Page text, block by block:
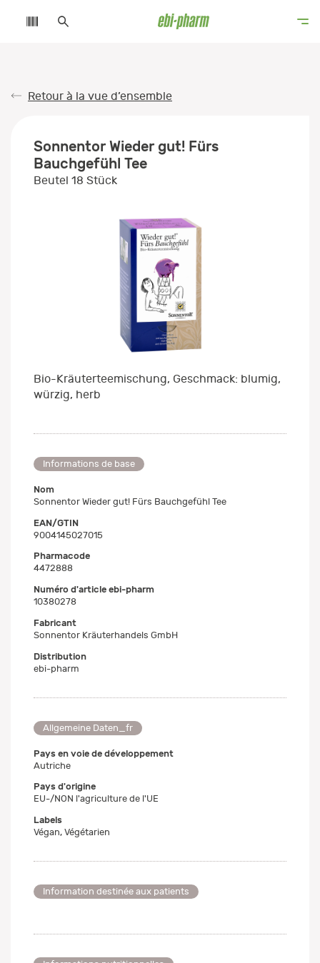
Retour à la vue d’ensemble
Sonnentor Wieder gut! Fürs
Bauchgefühl Tee
Beutel 18 Stück
Bio-Kräuterteemischung, Geschmack: blumig,
würzig, herb
Informations de base
Nom
Sonnentor Wieder gut! Fürs Bauchgefühl Tee
EAN/GTIN
9004145027015
Pharmacode
4472888
Numéro d'article ebi-pharm
10380278
Fabricant
Sonnentor Kräuterhandels GmbH
Distribution
ebi-pharm
Allgemeine Daten_fr
Pays en voie de développement
Autriche
Pays d'origine
EU-/NON l'agriculture de l'UE
Labels
Végan, Végétarien
Information destinée aux patients